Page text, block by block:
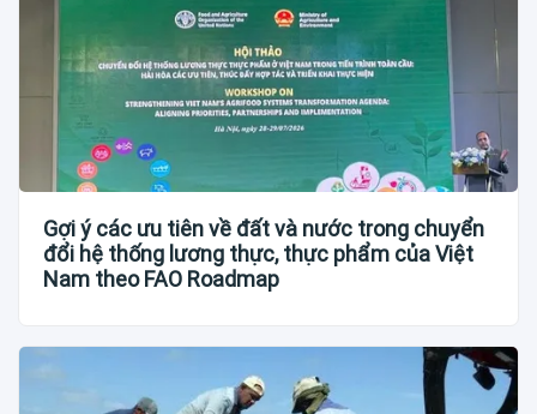
Gợi ý các ưu tiên về đất và nước trong chuyển
đổi hệ thống lương thực, thực phẩm của Việt
Nam theo FAO Roadmap